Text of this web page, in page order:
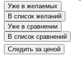
Уже в желаемых
В список желаний
Уже в сравнении
В список сравнений
Следить за ценой